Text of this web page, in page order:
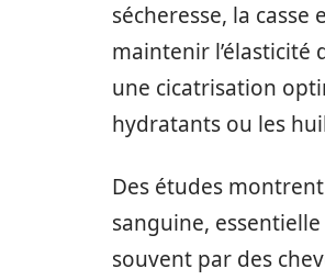
sécheresse, la
maintenir l’élasticité
une cicatrisation
hydratants ou les
Des études
sanguine,
souvent par des